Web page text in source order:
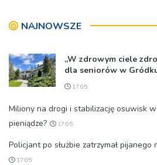
NAJNOWSZE
„W zdrowym ciele
dla seniorów w
17:05
Miliony na drogi i stabilizację osuwisk
pieniądze?
17:05
Policjant po służbie zatrzymał pijanego
17:05